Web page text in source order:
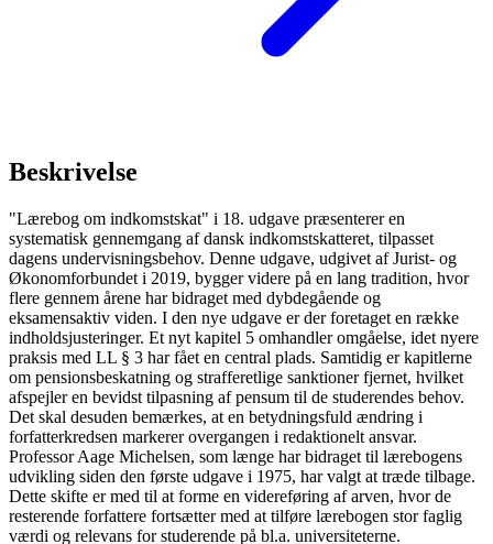
Beskrivelse
"Lærebog om indkomstskat" i 18. udgave præsenterer en
systematisk gennemgang af dansk indkomstskatteret, tilpasset
dagens undervisningsbehov. Denne udgave, udgivet af Jurist- og
Økonomforbundet i 2019, bygger videre på en lang tradition, hvor
flere gennem årene har bidraget med dybdegående og
eksamensaktiv viden. I den nye udgave er der foretaget en række
indholdsjusteringer. Et nyt kapitel 5 omhandler omgåelse, idet nyere
praksis med LL § 3 har fået en central plads. Samtidig er kapitlerne
om pensionsbeskatning og strafferetlige sanktioner fjernet, hvilket
afspejler en bevidst tilpasning af pensum til de studerendes behov.
Det skal desuden bemærkes, at en betydningsfuld ændring i
forfatterkredsen markerer overgangen i redaktionelt ansvar.
Professor Aage Michelsen, som længe har bidraget til lærebogens
udvikling siden den første udgave i 1975, har valgt at træde tilbage.
Dette skifte er med til at forme en videreføring af arven, hvor de
resterende forfattere fortsætter med at tilføre lærebogen stor faglig
værdi og relevans for studerende på bl.a. universiteterne.